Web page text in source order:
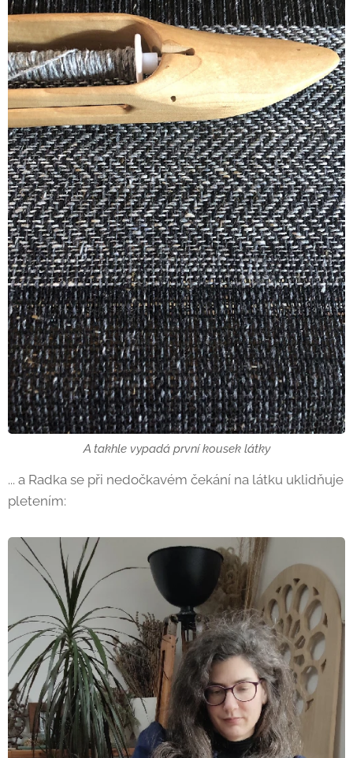
A takhle vypadá první kousek látky
... a Radka se při nedočkavém čekání na látku uklidňuje
pletením: